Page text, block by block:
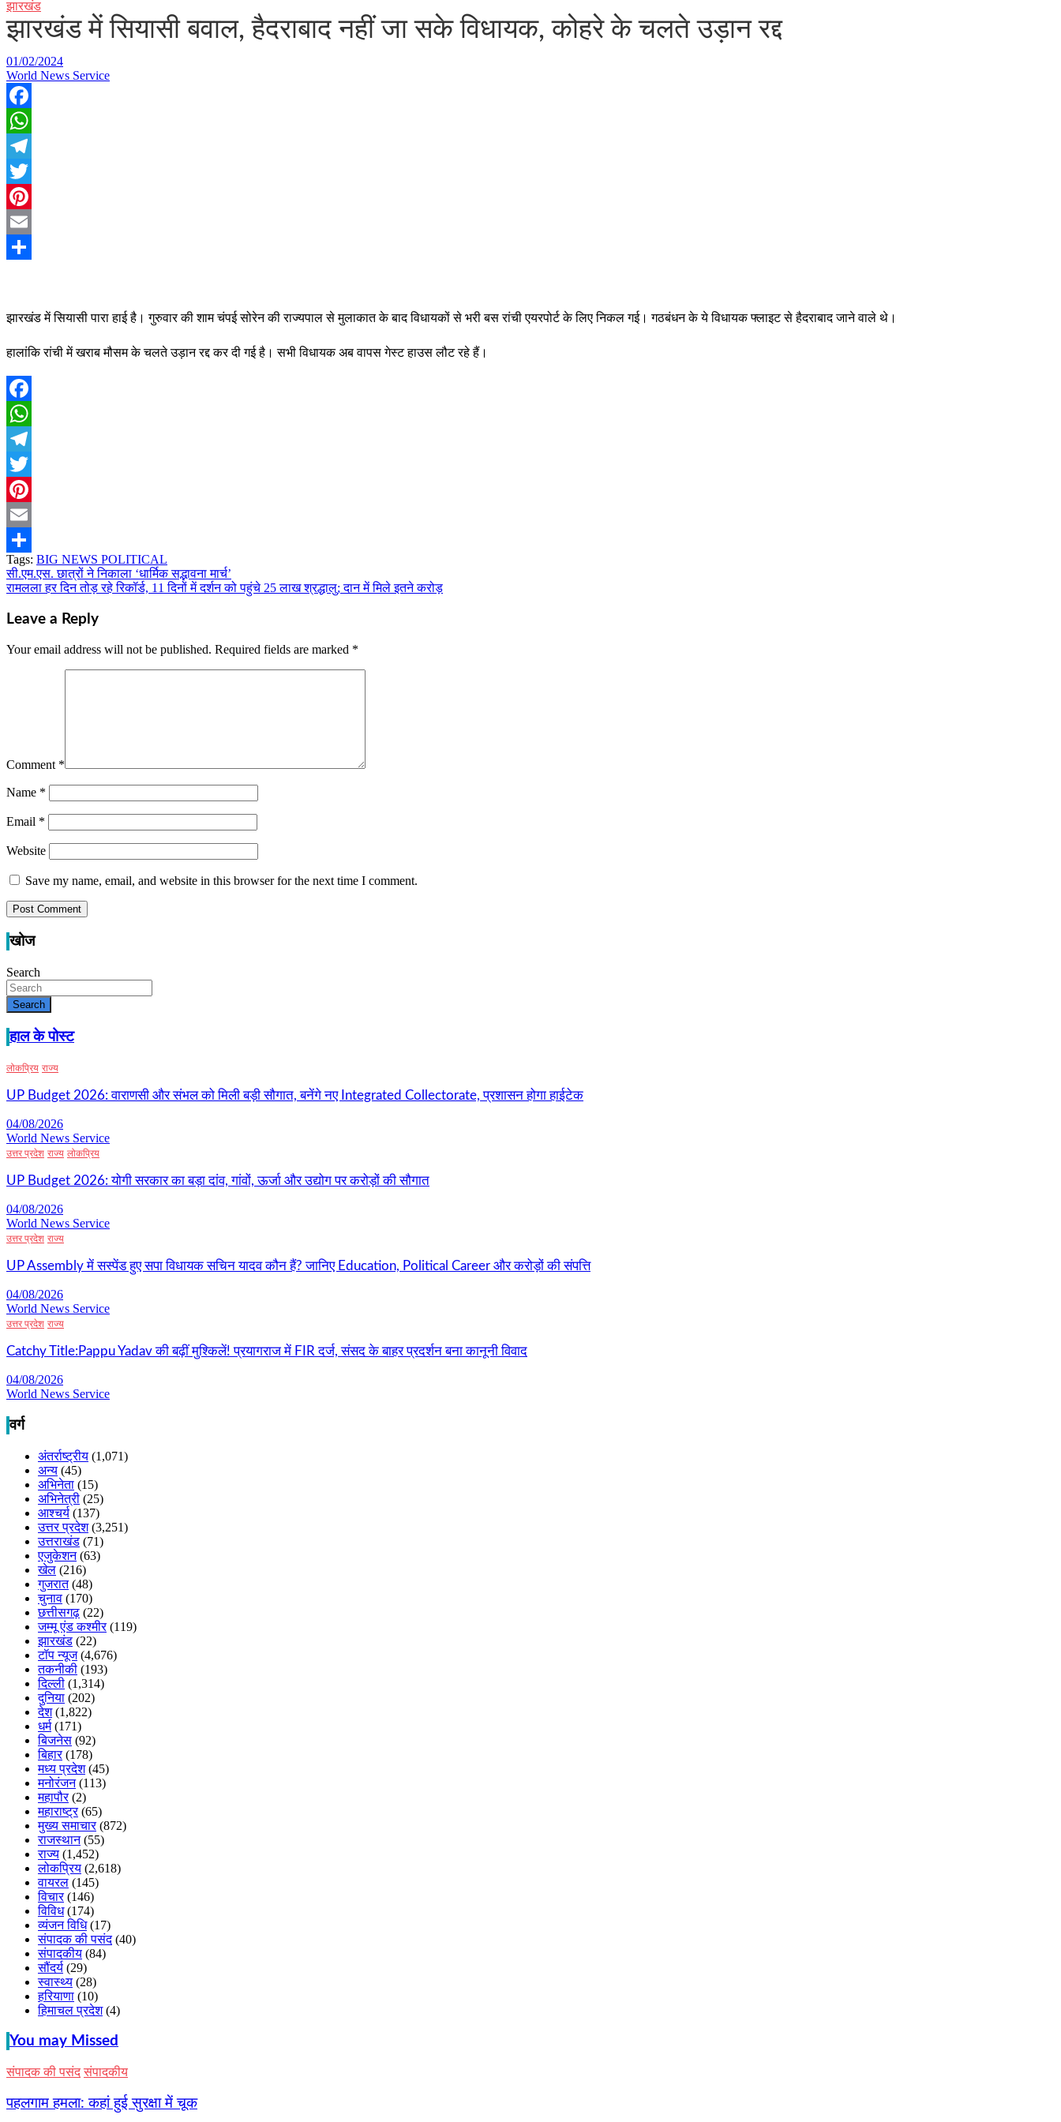
झारखंड
झारखंड में सियासी बवाल, हैदराबाद नहीं जा सके विधायक, कोहरे के चलते उड़ान रद्द
01/02/2024
World News Service
Facebook
WhatsApp
Telegram
Twitter
Pinterest
Email
झारखंड में सियासी पारा हाई है। गुरुवार की शाम चंपई सोरेन की राज्यपाल से मुलाकात के बाद विधायकों से भरी बस रांची एयरपोर्ट के लिए निकल गई। गठबंधन के ये विधायक फ्लाइट से हैदराबाद जाने वाले थे।
हालांकि रांची में खराब मौसम के चलते उड़ान रद्द कर दी गई है। सभी विधायक अब वापस गेस्ट हाउस लौट रहे हैं।
Facebook
WhatsApp
Telegram
Twitter
Pinterest
Email
Share
Tags: BIG NEWS POLITICAL
Post
navigation
सी.एम.एस. छात्रों ने निकाला ‘धार्मिक सद्भावना मार्च’
रामलला हर दिन तोड़ रहे रिकॉर्ड, 11 दिनों में दर्शन को पहुंचे 25 लाख श्रद्धालु; दान में मिले इतने करोड़
Leave a Reply
Your email address will not be published. Required fields are marked *
Comment *
Name *
Email *
Website
Save my name, email, and website in this browser for the next time I comment.
खोज
Search
Search
हाल के पोस्ट
लोकप्रिय राज्य
UP Budget 2026: वाराणसी और संभल को मिली बड़ी सौगात, बनेंगे नए Integrated Collectorate, प्रशासन होगा हाईटेक
04/08/2026
World News Service
उत्तर प्रदेश राज्य लोकप्रिय
UP Budget 2026: योगी सरकार का बड़ा दांव, गांवों, ऊर्जा और उद्योग पर करोड़ों की सौगात
04/08/2026
World News Service
उत्तर प्रदेश राज्य
UP Assembly में सस्पेंड हुए सपा विधायक सचिन यादव कौन हैं? जानिए Education, Political Career और करोड़ों की संपत्ति
04/08/2026
World News Service
उत्तर प्रदेश राज्य
Catchy Title:Pappu Yadav की बढ़ीं मुश्किलें! प्रयागराज में FIR दर्ज, संसद के बाहर प्रदर्शन बना कानूनी विवाद
04/08/2026
World News Service
वर्ग
अंतर्राष्ट्रीय (1,071)
अन्य (45)
अभिनेता (15)
अभिनेत्री (25)
आश्चर्य (137)
उत्तर प्रदेश(3,251)
उत्तराखंड (71)
एजुकेशन(63)
खेल (216)
गुजरात(48)
चुनाव (170)
छत्तीसगढ़ (22)
जम्मू एंड कश्मीर(119)
झारखंड (22)
टॉप न्यूज(4,676)
तकनीकी (193)
दिल्ली (1,314)
दुनिया (202)
देश(1,822)
धर्म(171)
बिजनेस (92)
बिहार(178)
मध्य प्रदेश(45)
मनोरंजन(113)
महापौर(2)
महाराष्ट्र(65)
मुख्य समाचार(872)
राजस्थान(55)
राज्य (1,452)
लोकप्रिय (2,618)
वायरल (145)
विचार(146)
विविध(174)
व्यंजन विधि(17)
संपादक की पसंद(40)
संपादकीय (84)
सौंदर्य (29)
स्वास्थ्य (28)
हरियाणा (10)
हिमाचल प्रदेश(4)
You may Missed
संपादक की पसंद संपादकीय
पहलगाम हमला: कहां हुई सुरक्षा में चूक